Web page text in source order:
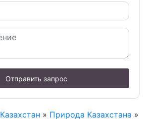
Отправить запрос
Казахстан » Природа Казахстана »